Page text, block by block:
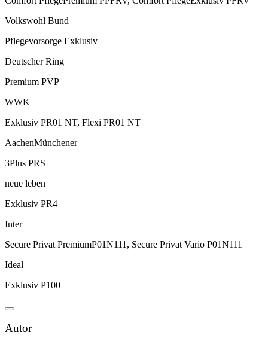
Volkswohl Bund
Pflegevorsorge Exklusiv
Deutscher Ring
Premium PVP
WWK
Exklusiv PR01 NT, Flexi PR01 NT
AachenMünchener
3Plus PRS
neue leben
Exklusiv PR4
Inter
Secure Privat PremiumP01N111, Secure Privat Vario P01N111
Ideal
Exklusiv P100
Autor